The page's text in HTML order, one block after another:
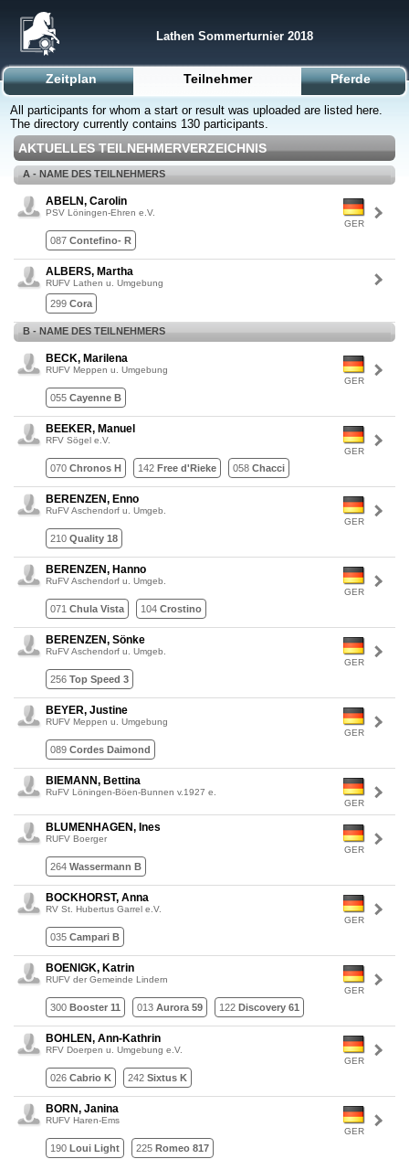
Lathen Sommerturnier 2018
Zeitplan Teilnehmer Pferde
All participants for whom a start or result was uploaded are listed here.
The directory currently contains 130 participants.
AKTUELLES TEILNEHMERVERZEICHNIS
A - NAME DES TEILNEHMERS
GER
ABELN, Carolin
PSV Löningen-Ehren e.V.
087 Contefino- R
ALBERS, Martha
RUFV Lathen u. Umgebung
299 Cora
B - NAME DES TEILNEHMERS
GER
BECK, Marilena
RUFV Meppen u. Umgebung
055 Cayenne B
GER
BEEKER, Manuel
RFV Sögel e.V.
070 Chronos H 142 Free d'Rieke 058 Chacci
GER
BERENZEN, Enno
RuFV Aschendorf u. Umgeb.
210 Quality 18
GER
BERENZEN, Hanno
RuFV Aschendorf u. Umgeb.
071 Chula Vista 104 Crostino
GER
BERENZEN, Sönke
RuFV Aschendorf u. Umgeb.
256 Top Speed 3
GER
BEYER, Justine
RUFV Meppen u. Umgebung
089 Cordes Daimond
GER
BIEMANN, Bettina
RuFV Löningen-Böen-Bunnen v.1927 e.
GER
BLUMENHAGEN, Ines
RUFV Boerger
264 Wassermann B
GER
BOCKHORST, Anna
RV St. Hubertus Garrel e.V.
035 Campari B
GER
BOENIGK, Katrin
RUFV der Gemeinde Lindern
300 Booster 11 013 Aurora 59 122 Discovery 61
GER
BOHLEN, Ann-Kathrin
RFV Doerpen u. Umgebung e.V.
026 Cabrio K 242 Sixtus K
GER
BORN, Janina
RUFV Haren-Ems
190 Loui Light 225 Romeo 817